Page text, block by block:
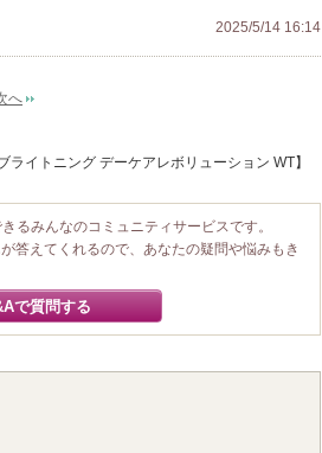
2025/5/14 16:14
へ
イトニング デーケアレボリューション WT】
るみんなのコミュニティサービスです。
答えてくれるので、あなたの疑問や悩みもき
で質問する